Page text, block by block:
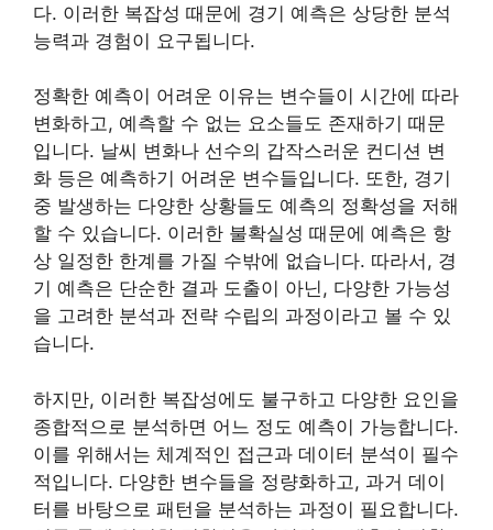
다. 이러한 복잡성 때문에 경기 예측은 상당한 분석
능력과 경험이 요구됩니다.
정확한 예측이 어려운 이유는 변수들이 시간에 따라
변화하고, 예측할 수 없는 요소들도 존재하기 때문
입니다. 날씨 변화나 선수의 갑작스러운 컨디션 변
화 등은 예측하기 어려운 변수들입니다. 또한, 경기
중 발생하는 다양한 상황들도 예측의 정확성을 저해
할 수 있습니다. 이러한 불확실성 때문에 예측은 항
상 일정한 한계를 가질 수밖에 없습니다. 따라서, 경
기 예측은 단순한 결과 도출이 아닌, 다양한 가능성
을 고려한 분석과 전략 수립의 과정이라고 볼 수 있
습니다.
하지만, 이러한 복잡성에도 불구하고 다양한 요인을
종합적으로 분석하면 어느 정도 예측이 가능합니다.
이를 위해서는 체계적인 접근과 데이터 분석이 필수
적입니다. 다양한 변수들을 정량화하고, 과거 데이
터를 바탕으로 패턴을 분석하는 과정이 필요합니다.